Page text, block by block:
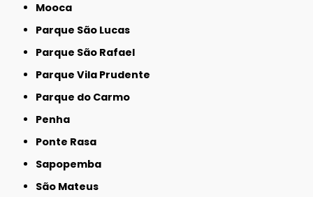
Mooca
Parque São Lucas
Parque São Rafael
Parque Vila Prudente
Parque do Carmo
Penha
Ponte Rasa
Sapopemba
São Mateus